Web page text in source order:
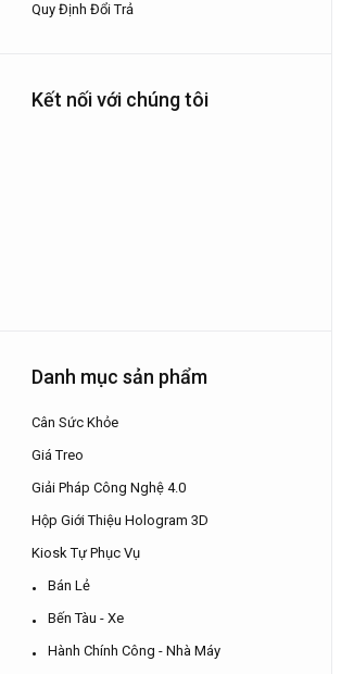
Quy Định Đổi Trả
Kết nối với chúng tôi
Danh mục sản phẩm
Cân Sức Khỏe
Giá Treo
Giải Pháp Công Nghệ 4.0
Hộp Giới Thiệu Hologram 3D
Kiosk Tự Phục Vụ
Bán Lẻ
Bến Tàu - Xe
Hành Chính Công - Nhà Máy